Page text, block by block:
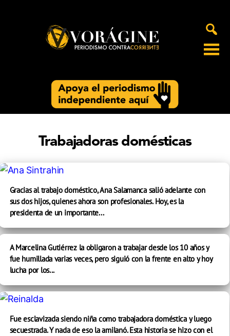
Trabajadoras domésticas
Gracias al trabajo doméstico, Ana Salamanca salió adelante con
sus dos hijos, quienes ahora son profesionales. Hoy, es la
presidenta de un importante...
A Marcelina Gutiérrez la obligaron a trabajar desde los 10 años y
fue humillada varias veces, pero siguió con la frente en alto y hoy
lucha por los...
Fue esclavizada siendo niña como trabajadora doméstica y luego
secuestrada. Y nada de eso la amilanó. Esta historia se hizo con el